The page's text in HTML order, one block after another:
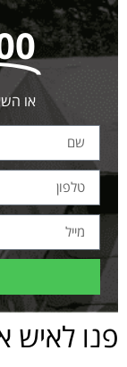
או
פנו לאיש